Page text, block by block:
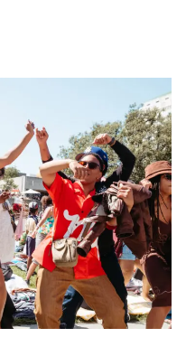
del Año Nuevo Lunar a
AAPI se
con círculos de curación